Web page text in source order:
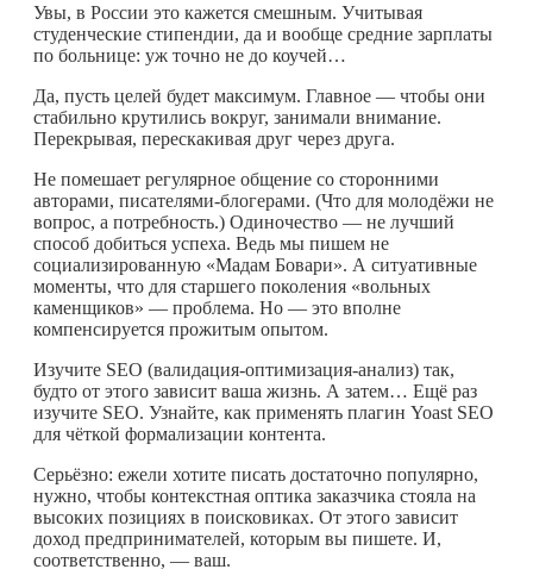
Увы, в России это кажется смешным. Учитывая
студенческие стипендии, да и вообще средние зарплаты
по больнице: уж точно не до коучей…
Да, пусть целей будет максимум. Главное — чтобы они
стабильно крутились вокруг, занимали внимание.
Перекрывая, перескакивая друг через друга.
Не помешает регулярное общение со сторонними
авторами, писателями-блогерами. (Что для молодёжи не
вопрос, а потребность.) Одиночество — не лучший
способ добиться успеха. Ведь мы пишем не
социализированную «Мадам Бовари». А ситуативные
моменты, что для старшего поколения «вольных
каменщиков» — проблема. Но — это вполне
компенсируется прожитым опытом.
Изучите SEO (валидация-оптимизация-анализ) так,
будто от этого зависит ваша жизнь. А затем… Ещё раз
изучите SEO. Узнайте, как применять плагин Yoast SEO
для чёткой формализации контента.
Серьёзно: ежели хотите писать достаточно популярно,
нужно, чтобы контекстная оптика заказчика стояла на
высоких позициях в поисковиках. От этого зависит
доход предпринимателей, которым вы пишете. И,
соответственно, — ваш.